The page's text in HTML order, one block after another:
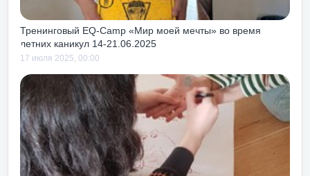
к тебе.
Тренинговый EQ-Camp «Мир моей мечты» во время
летних каникул 14-21.06.2025
17 июля 2025, 00:00